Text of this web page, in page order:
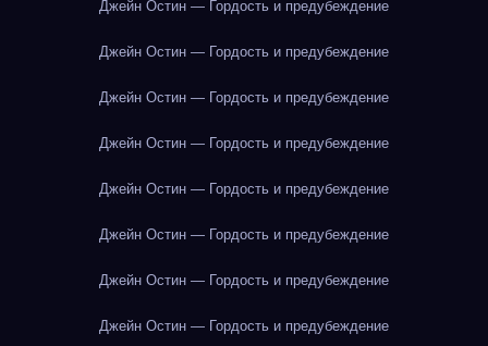
Джейн Остин — Гордость и предубеждение
Джейн Остин — Гордость и предубеждение
Джейн Остин — Гордость и предубеждение
Джейн Остин — Гордость и предубеждение
Джейн Остин — Гордость и предубеждение
Джейн Остин — Гордость и предубеждение
Джейн Остин — Гордость и предубеждение
Джейн Остин — Гордость и предубеждение